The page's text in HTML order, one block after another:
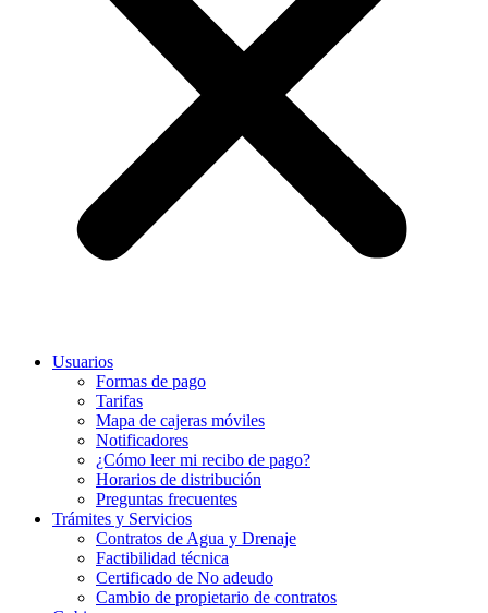
Usuarios
Formas de pago
Tarifas
Mapa de cajeras móviles
Notificadores
¿Cómo leer mi recibo de pago?
Horarios de distribución
Preguntas frecuentes
Trámites y Servicios
Contratos de Agua y Drenaje
Factibilidad técnica
Certificado de No adeudo
Cambio de propietario de contratos